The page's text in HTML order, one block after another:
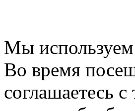
Мы используем
Во время
соглашаетесь с